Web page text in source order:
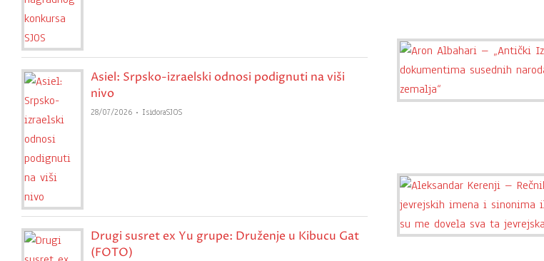
Asiel: Srpsko-izraelski odnosi podignuti na viši
nivo
28/07/2026 IsidoraSJOS
Drugi susret ex Yu grupe: Druženje u Kibucu Gat
(FOTO)